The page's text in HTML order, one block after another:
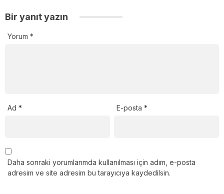
Bir yanıt yazın
Yorum *
Ad * E-posta*
Daha sonraki yorumlarımda kullanılması için adım, e-posta
adresim ve site adresim bu tarayıcıya kaydedilsin.